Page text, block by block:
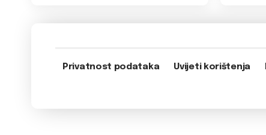
Privatnost podataka Uvijeti korištenja